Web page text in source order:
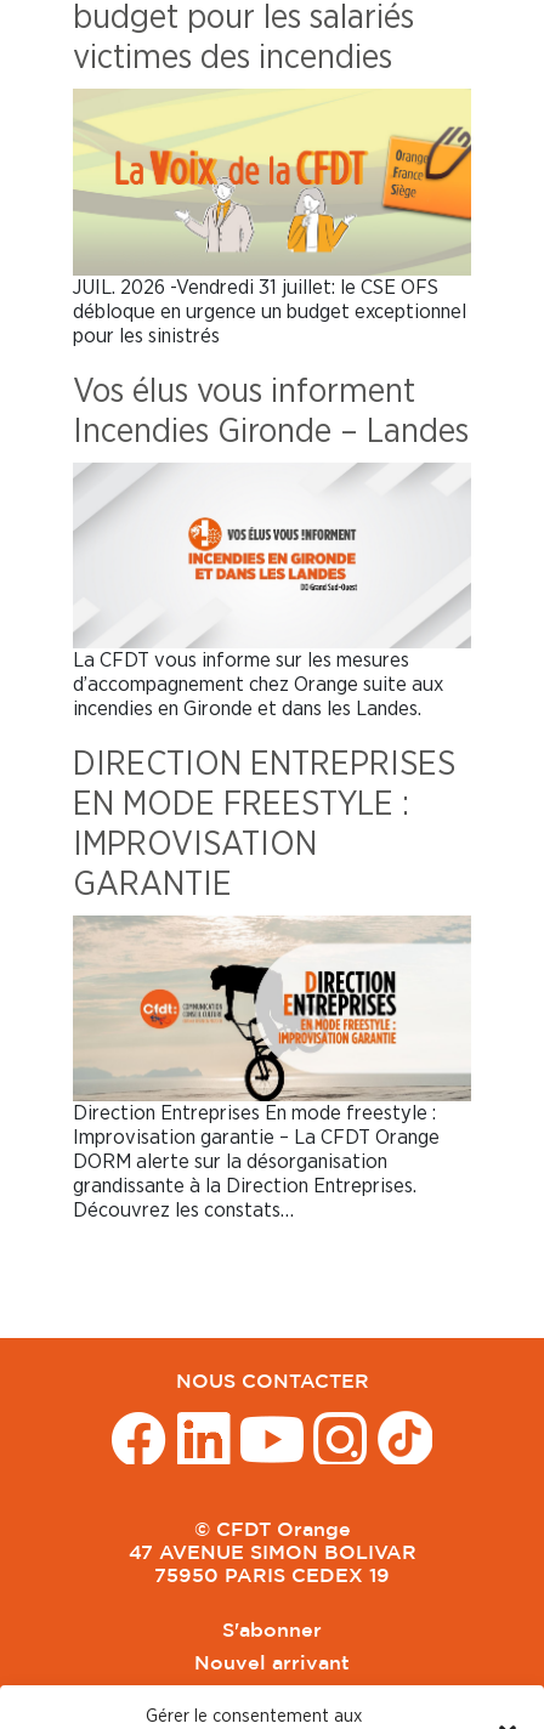
Gérer le consentement aux
budget pour les salariés
victimes des incendies
JUIL. 2026 -Vendredi 31 juillet: le CSE OFS
débloque en urgence un budget exceptionnel
pour les sinistrés
Vos élus vous informent
Incendies Gironde – Landes
La CFDT vous informe sur les mesures
d’accompagnement chez Orange suite aux
incendies en Gironde et dans les Landes.
DIRECTION ENTREPRISES
EN MODE FREESTYLE :
IMPROVISATION
GARANTIE
Direction Entreprises En mode freestyle :
Improvisation garantie – La CFDT Orange
DORM alerte sur la désorganisation
grandissante à la Direction Entreprises.
Découvrez les constats…
NOUS CONTACTER
© CFDT Orange
47 AVENUE SIMON BOLIVAR
75950 PARIS CEDEX 19
S'abonner
Nouvel arrivant